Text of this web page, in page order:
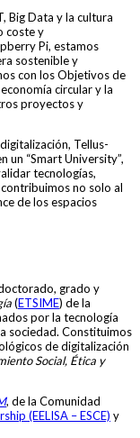
Big Data y la cultura
coste y
Pi, estamos
sostenible y
con los Objetivos de
circular y la
proyectos y
Tellus-
un “Smart University”,
tecnologías,
no solo al
de los espacios
grado y
(ETSIME) de la
por la tecnología
sociedad. Constituimos
de digitalización
Social, Ética y
, de la Comunidad
(EELISA – ESCE) y